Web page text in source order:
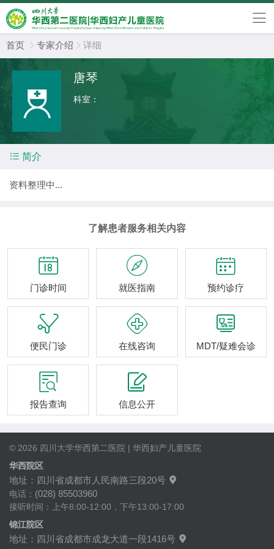
首页  专家介绍  详细
唐琴
科室：
 简介
资料整理中...
了解患者服务相关内容

门诊时间

就医指南

预约诊疗

便民门诊

在线咨询

MDT/疑难会诊

报告查询

信息公开
© 2026 四川大学华西第二医院 | 华西妇产儿童医院
华西院区
地址：四川省成都市人民南路三段20号 
电话： (028) 85503960
接听时间：上午8:00-12:00，下午13:00-17:00
锦江院区
地址：四川省成都市成龙大道一段1416号 